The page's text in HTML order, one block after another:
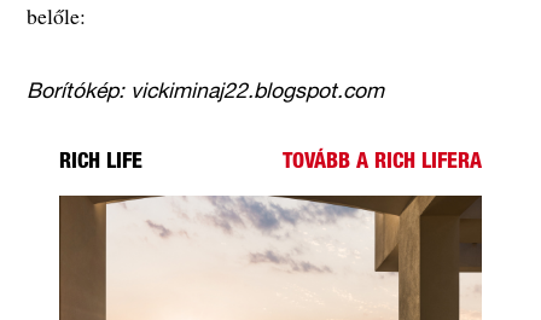
belőle:
Borítókép: vickiminaj22.blogspot.com
RICH LIFE TOVÁBB A RICH LIFERA